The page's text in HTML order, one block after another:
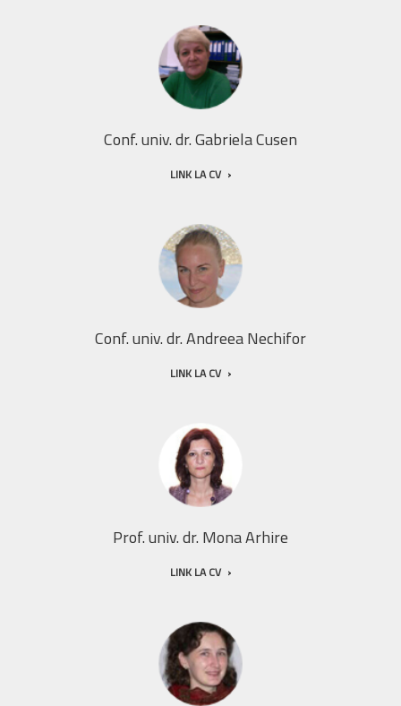
Conf. univ. dr. Gabriela Cusen
LINK LA CV
Conf. univ. dr. Andreea Nechifor
LINK LA CV
Prof. univ. dr. Mona Arhire
LINK LA CV